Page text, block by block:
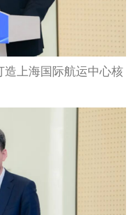
造上海国际航运中心核